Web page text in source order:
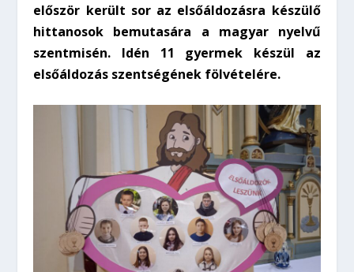
először került sor az elsőáldozásra készülő
hittanosok bemutasára a magyar nyelvű
szentmisén. Idén 11 gyermek készül az
elsőáldozás szentségének fölvételére.